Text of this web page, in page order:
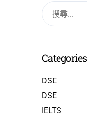
Categories
DSE
DSE
IELTS